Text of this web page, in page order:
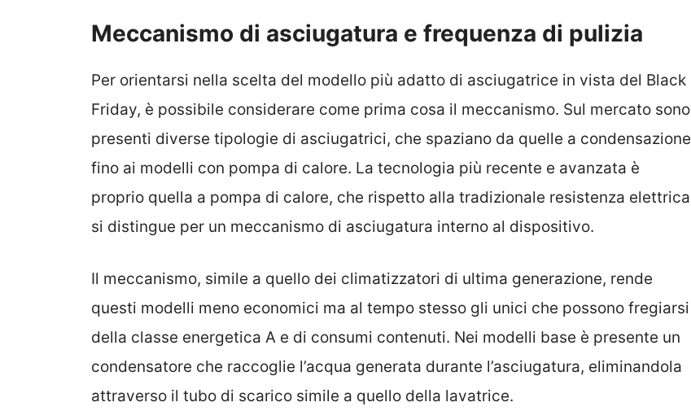
Meccanismo di asciugatura e frequenza di pulizia
Per orientarsi nella scelta del modello più adatto di asciugatrice in vista del Black
Friday, è possibile considerare come prima cosa il meccanismo. Sul mercato sono
presenti diverse tipologie di asciugatrici, che spaziano da quelle a condensazione
fino ai modelli con pompa di calore. La tecnologia più recente e avanzata è
proprio quella a pompa di calore, che rispetto alla tradizionale resistenza elettrica
si distingue per un meccanismo di asciugatura interno al dispositivo.
Il meccanismo, simile a quello dei climatizzatori di ultima generazione, rende
questi modelli meno economici ma al tempo stesso gli unici che possono fregiarsi
della classe energetica A e di consumi contenuti. Nei modelli base è presente un
condensatore che raccoglie l’acqua generata durante l’asciugatura, eliminandola
attraverso il tubo di scarico simile a quello della lavatrice.